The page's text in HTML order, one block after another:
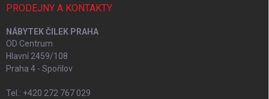
PRODEJNY A KONTAKTY
NÁBYTEK ČILEK PRAHA
OD Centrum
Hlavní 2459/108
Praha 4 - Spořilov
Tel.: +420 272 767 029